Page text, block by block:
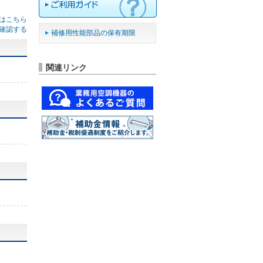
こちら
認する
補修用性能部品の保有期限
関連リンク